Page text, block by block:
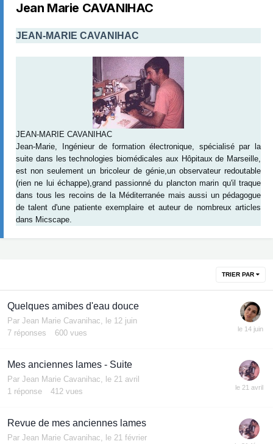
Jean Marie CAVANIHAC
JEAN-MARIE CAVANIHAC
JEAN-MARIE CAVANIHAC
Jean-Marie, Ingénieur de formation électronique, spécialisé par la
suite dans les technologies biomédicales aux Hôpitaux de Marseille,
est non seulement un bricoleur de génie,un observateur redoutable
(rien ne lui échappe),grand passionné du plancton marin qu'il traque
dans tous les recoins de la Méditerranée mais aussi un pédagogue
de talent d'une patiente exemplaire et auteur de nombreux articles
dans Micscape.
TRIER PAR
Quelques amibes d'eau douce
Par Jean Marie Cavanihac
le 12 juin
7 réponses 600 vues
Mes anciennes lames - Suite
Par Jean Marie Cavanihac
le 21 avril
1 réponse 412 vues
Revue de mes anciennes lames
Par Jean Marie Cavanihac
le 21 février